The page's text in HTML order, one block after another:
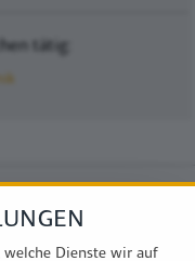
tätig:
welche Dienste wir auf